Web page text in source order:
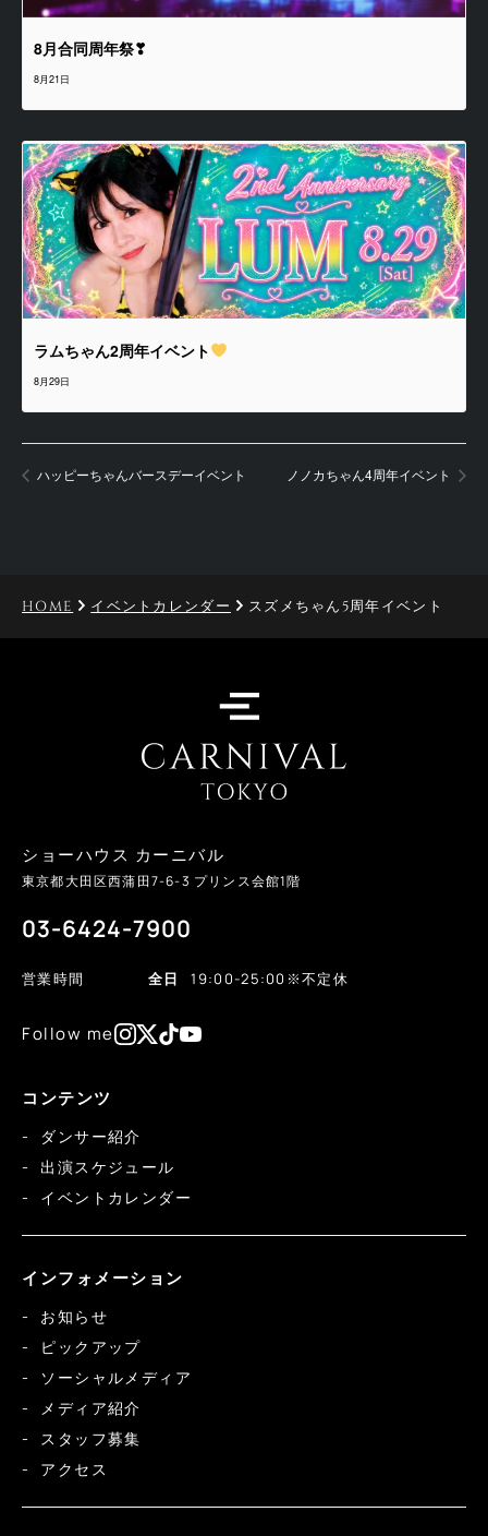
8月合同周年祭❣
8月21日
ラムちゃん2周年イベント
8月29日
ハッピーちゃんバースデーイベント ノノカちゃん4周年イベント
HOME イベントカレンダー スズメちゃん5周年イベント
ショーハウス カーニバル
東京都大田区西蒲田7-6-3 プリンス会館1階
03-6424-7900
営業時間 全日 19:00-25:00 ※不定休
Follow me
コンテンツ
ダンサー紹介
出演スケジュール
イベントカレンダー
インフォメーション
お知らせ
ピックアップ
ソーシャルメディア
メディア紹介
スタッフ募集
アクセス